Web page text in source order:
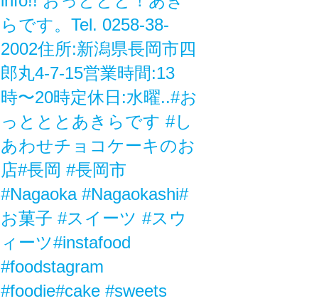
らです。Tel. 0258-38-
2002住所:新潟県長岡市四
郎丸4-7-15営業時間:13
時〜20時定休日:水曜..#お
っとととあきらです #し
あわせチョコケーキのお
店#長岡 #長岡市
#Nagaoka #Nagaokashi#
お菓子 #スイーツ #スウ
ィーツ#instafood
#foodstagram
#foodie#cake #sweets